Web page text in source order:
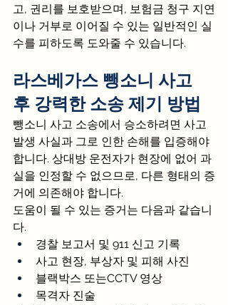
고, 권리를 보호받으며, 보험금 청구 지연
이나 거부로 이어질 수 있는 일반적인 실
수를 피하도록 도와줄 수 있습니다.
라스베가스 뺑소니 사고
후 강력한 소송 제기 방법
뺑소니 사고 소송에서 승소하려면 사고
발생 사실과 그로 인한 손해를 입증해야
합니다. 상대방 운전자가 현장에 없어 과
실을 인정할 수 없으므로, 다른 형태의 증
거에 의존해야 합니다.
도움이 될 수 있는 증거는 다음과 같습니
다.
경찰 보고서 및 911 신고 기록
사고 현장, 부상자 및 피해 사진
블랙박스 또는CCTV 영상
목격자 진술